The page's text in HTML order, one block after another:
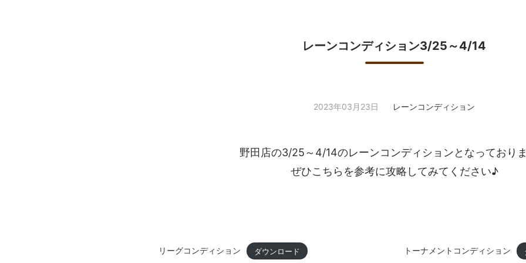
レーンコンディション3/25～4/14
2023年03月23日 レーンコンディション
野田店の3/25～4/14のレーンコンディションとなっておりま
ぜひこちらを参考に攻略してみてください♪
リーグコンディション ダウンロード トーナメントコンディション